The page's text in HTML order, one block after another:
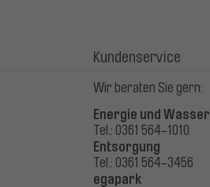
Kundenservice
Wir beraten Sie gern:
Energie und Wasser
Tel.: 0361 564-1010
Entsorgung
Tel.: 0361 564-3456
egapark